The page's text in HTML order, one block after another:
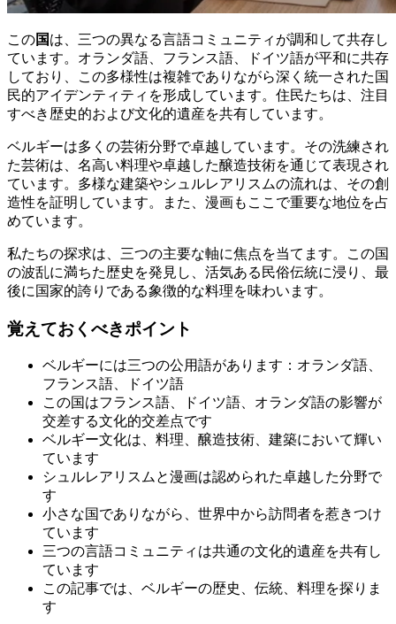
この国は、三つの異なる言語コミュニティが調和して共存し
ています。オランダ語、フランス語、ドイツ語が平和に共存
しており、この多様性は複雑でありながら深く統一された国
民的アイデンティティを形成しています。住民たちは、注目
すべき歴史的および文化的遺産を共有しています。
ベルギーは多くの芸術分野で卓越しています。その洗練され
た芸術は、名高い料理や卓越した醸造技術を通じて表現され
ています。多様な建築やシュルレアリスムの流れは、その創
造性を証明しています。また、漫画もここで重要な地位を占
めています。
私たちの探求は、三つの主要な軸に焦点を当てます。この国
の波乱に満ちた歴史を発見し、活気ある民俗伝統に浸り、最
後に国家的誇りである象徴的な料理を味わいます。
覚えておくべきポイント
ベルギーには三つの公用語があります：オランダ語、
フランス語、ドイツ語
この国はフランス語、ドイツ語、オランダ語の影響が
交差する文化的交差点です
ベルギー文化は、料理、醸造技術、建築において輝い
ています
シュルレアリスムと漫画は認められた卓越した分野で
す
小さな国でありながら、世界中から訪問者を惹きつけ
ています
三つの言語コミュニティは共通の文化的遺産を共有し
ています
この記事では、ベルギーの歴史、伝統、料理を探りま
す